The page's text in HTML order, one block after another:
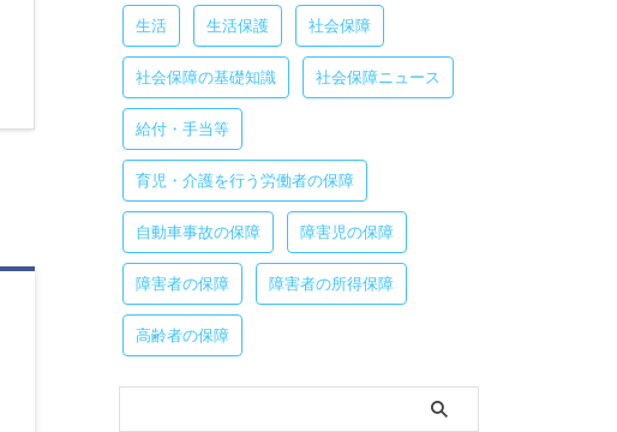
生活 生活保護 社会保障
社会保障の基礎知識 社会保障ニュース
給付・手当等
育児・介護を行う労働者の保障
自動車事故の保障 障害児の保障
障害者の保障 障害者の所得保障
高齢者の保障